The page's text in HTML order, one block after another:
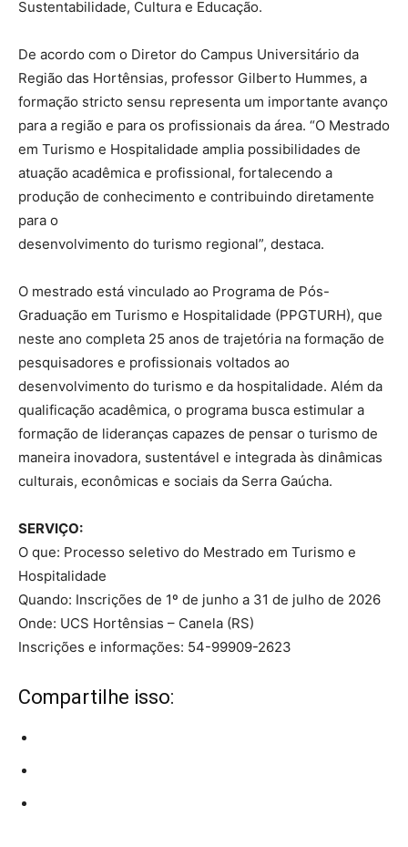
Sustentabilidade, Cultura e Educação.
De acordo com o Diretor do Campus Universitário da
Região das Hortênsias, professor Gilberto Hummes, a
formação stricto sensu representa um importante avanço
para a região e para os profissionais da área. “O Mestrado
em Turismo e Hospitalidade amplia possibilidades de
atuação acadêmica e profissional, fortalecendo a
produção de conhecimento e contribuindo diretamente
para o
desenvolvimento do turismo regional”, destaca.
O mestrado está vinculado ao Programa de Pós-
Graduação em Turismo e Hospitalidade (PPGTURH), que
neste ano completa 25 anos de trajetória na formação de
pesquisadores e profissionais voltados ao
desenvolvimento do turismo e da hospitalidade. Além da
qualificação acadêmica, o programa busca estimular a
formação de lideranças capazes de pensar o turismo de
maneira inovadora, sustentável e integrada às dinâmicas
culturais, econômicas e sociais da Serra Gaúcha.
SERVIÇO:
O que: Processo seletivo do Mestrado em Turismo e
Hospitalidade
Quando: Inscrições de 1º de junho a 31 de julho de 2026
Onde: UCS Hortênsias – Canela (RS)
Inscrições e informações: 54-99909-2623
Compartilhe isso: